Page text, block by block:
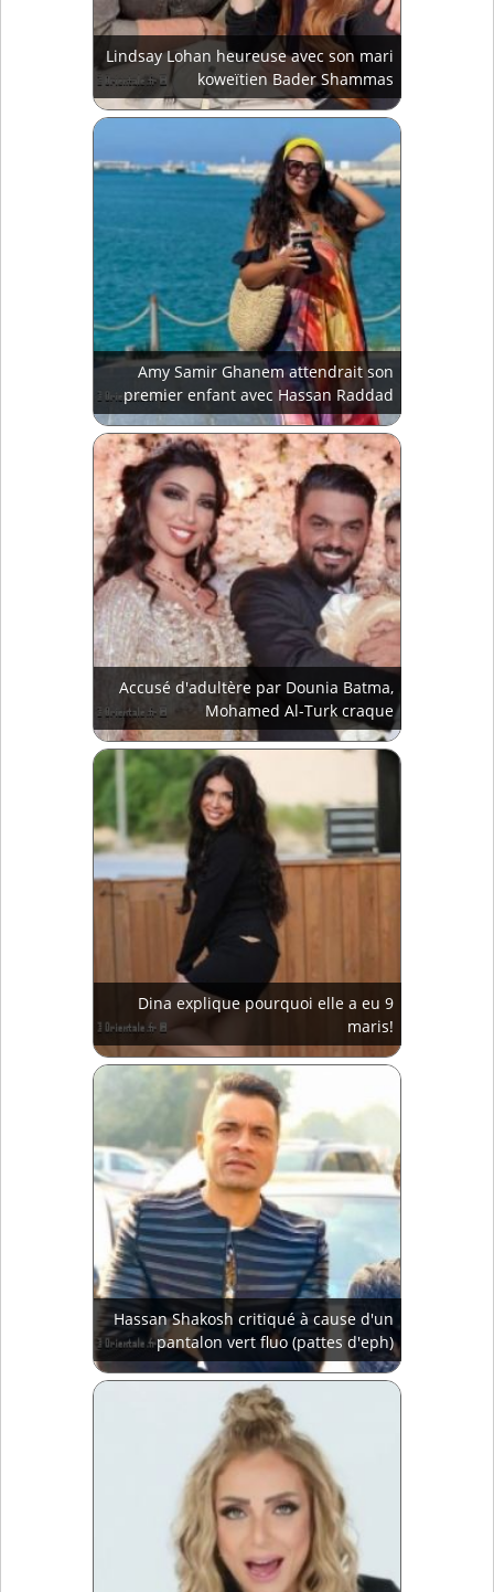
Lindsay Lohan heureuse avec son mari
koweïtien Bader Shammas
Amy Samir Ghanem attendrait son
premier enfant avec Hassan Raddad
Accusé d'adultère par Dounia Batma,
Mohamed Al-Turk craque
Dina explique pourquoi elle a eu 9
maris!
Hassan Shakosh critiqué à cause d'un
pantalon vert fluo (pattes d'eph)